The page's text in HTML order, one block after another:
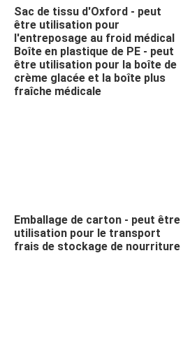
Sac de tissu d'Oxford - peut
être utilisation pour
l'entreposage au froid médical
Boîte en plastique de PE - peut
être utilisation pour la boîte de
crème glacée et la boîte plus
fraîche médicale
Emballage de carton - peut être
utilisation pour le transport
frais de stockage de nourriture